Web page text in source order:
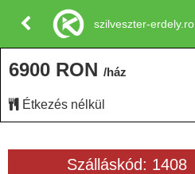
Szálláskód: 1408
6900 RON /ház
Étkezés nélkül
szilveszter-erdely.ro